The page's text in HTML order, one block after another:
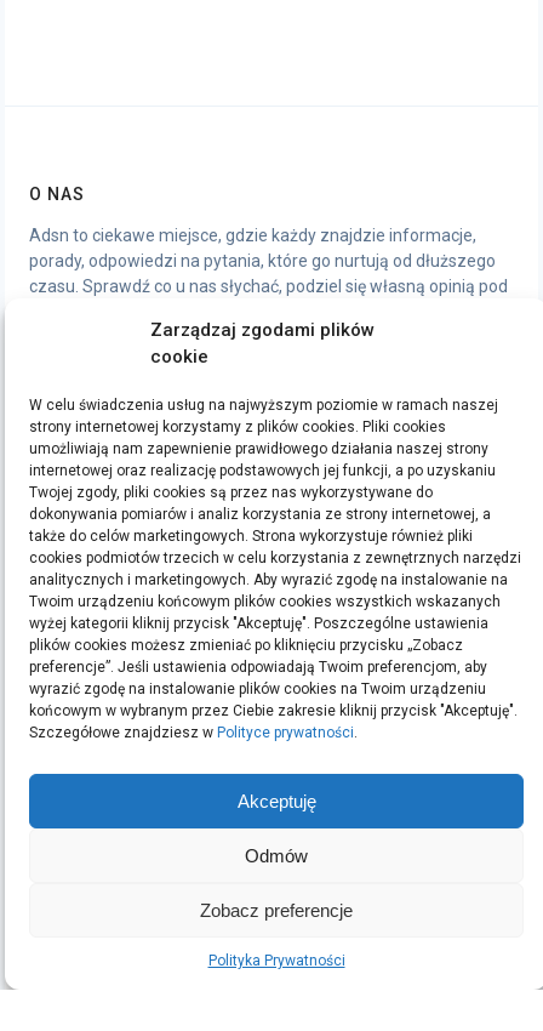
Zarządzaj zgodami plików
cookie
W celu świadczenia usług na najwyższym poziomie w ramach naszej
strony internetowej korzystamy z plików cookies. Pliki cookies
umożliwiają nam zapewnienie prawidłowego działania naszej strony
internetowej oraz realizację podstawowych jej funkcji, a po uzyskaniu
Twojej zgody, pliki cookies są przez nas wykorzystywane do
dokonywania pomiarów i analiz korzystania ze strony internetowej, a
także do celów marketingowych. Strona wykorzystuje również pliki
cookies podmiotów trzecich w celu korzystania z zewnętrznych narzędzi
analitycznych i marketingowych. Aby wyrazić zgodę na instalowanie na
Twoim urządzeniu końcowym plików cookies wszystkich wskazanych
wyżej kategorii kliknij przycisk "Akceptuję". Poszczególne ustawienia
plików cookies możesz zmieniać po kliknięciu przycisku „Zobacz
preferencje”. Jeśli ustawienia odpowiadają Twoim preferencjom, aby
wyrazić zgodę na instalowanie plików cookies na Twoim urządzeniu
końcowym w wybranym przez Ciebie zakresie kliknij przycisk "Akceptuję".
Szczegółowe znajdziesz w Polityce prywatności.
Akceptuję
Odmów
Zobacz preferencje
Polityka Prywatności
O NAS
Adsn to ciekawe miejsce, gdzie każdy znajdzie informacje,
porady, odpowiedzi na pytania, które go nurtują od dłuższego
czasu. Sprawdź co u nas słychać, podziel się własną opinią pod
Polityka Prywatności
ETYKIETY
bieganie filmy handmade kredyt kredyty moda pomysły na prezent ręcznie
robione zakładki do książek rękodzieło sen sklep z rękodziełem sport ubrania
Szukaj:
ARCHIWA
Taxi Nowy Sącz–Tęgoborze–Jezioro Rożnowskie